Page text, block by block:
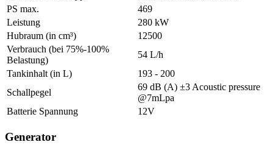
PS max.
469
Leistung
280 kW
Hubraum (in cm³)
12500
Verbrauch (bei 75%-100%
Belastung)
54 L/h
Tankinhalt (in L)
193 - 200
Schallpegel
69 dB (A) ±3 Acoustic pressure
@7mLpa
Batterie Spannung
12V
Generator